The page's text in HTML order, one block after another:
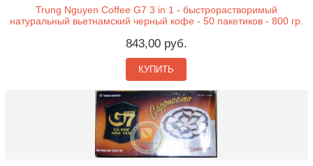
Trung Nguyen Coffee G7 3 in 1 - быстрорастворимый
натуральный вьетнамский черный кофе - 50 пакетиков - 800 гр.
843,00 руб.
КУПИТЬ